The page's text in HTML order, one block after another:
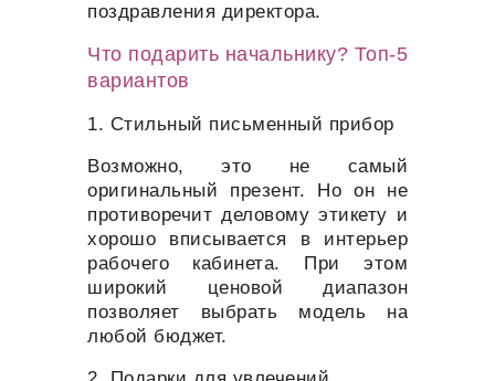
поздравления директора.
Что подарить начальнику? Топ-5
вариантов
1. Стильный письменный прибор
Возможно, это не самый
оригинальный презент. Но он не
противоречит деловому этикету и
хорошо вписывается в интерьер
рабочего кабинета. При этом
широкий ценовой диапазон
позволяет выбрать модель на
любой бюджет.